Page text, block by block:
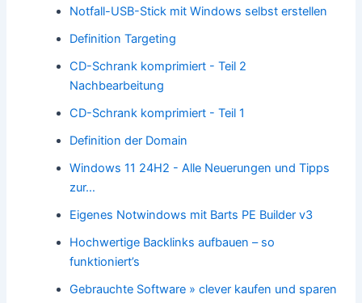
Notfall-USB-Stick mit Windows selbst erstellen
Definition Targeting
CD-Schrank komprimiert - Teil 2
Nachbearbeitung
CD-Schrank komprimiert - Teil 1
Definition der Domain
Windows 11 24H2 - Alle Neuerungen und Tipps
zur…
Eigenes Notwindows mit Barts PE Builder v3
Hochwertige Backlinks aufbauen – so
funktioniert’s
Gebrauchte Software » clever kaufen und sparen